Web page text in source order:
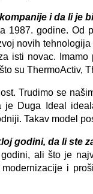
i da li je
1987. godine.
novih
isti novac.
su ThermoActiv,
Trudimo se
je Duga Ideal
Takav model
godini, da li ste
ali što je
i